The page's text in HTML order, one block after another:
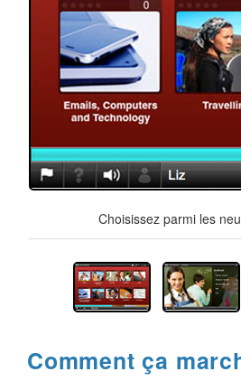
Choisissez parmi les
Comment ça